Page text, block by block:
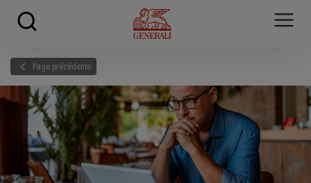
Page précédente